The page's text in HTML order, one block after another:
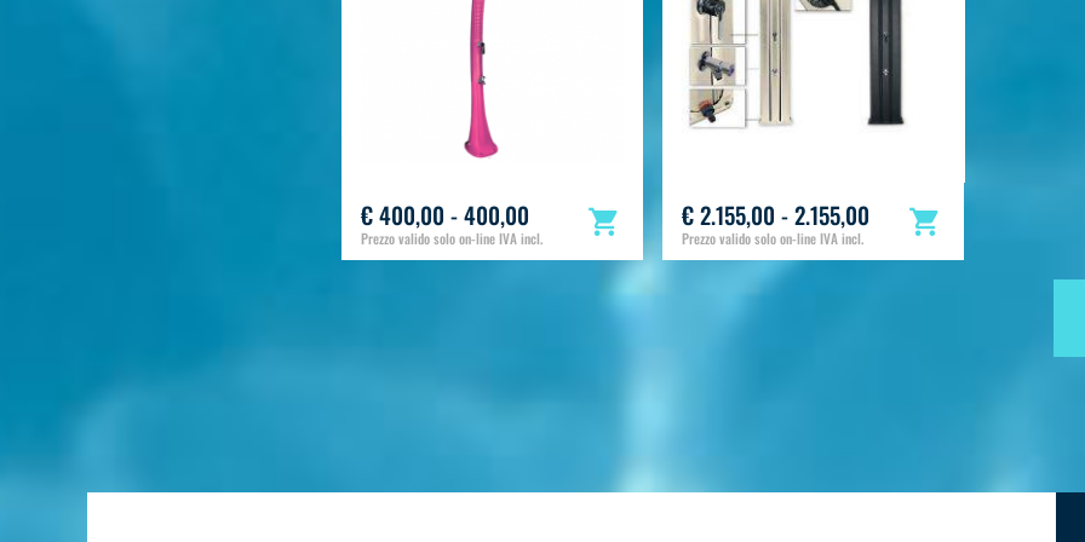
€ 400,00 - 400,00
Prezzo valido solo on-line IVA incl.
€ 2.155,00 - 2.155,00
Prezzo valido solo on-line IVA incl.